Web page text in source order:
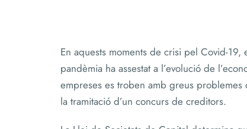
En aquests moments de crisi pel Covid-
pandèmia ha assestat a l’evolució de
empreses es troben amb greus
la tramitació d’un concurs de creditors.